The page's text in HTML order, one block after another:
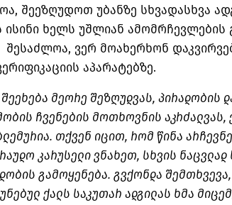
შეეზღუდოთ უბანზე სხვადასხვა
ხელს უშლიან ამომრჩევლების
შესაძლოა, ვერ მოახერხონ
აპარატებზე.
შეეხება მეორე შეზღუდვას, პირადობის
ჩვენების მოთხოვნის აკრძალვას,
თქვენ იცით, რომ წინა
კარუსელი ვნახეთ, სხვის ნაცვლად
გამოყენება. გვქონდა
ქალს საკუთარ ადგილას ხმა